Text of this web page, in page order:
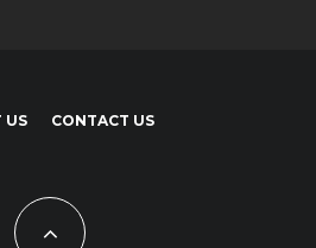
US CONTACT US